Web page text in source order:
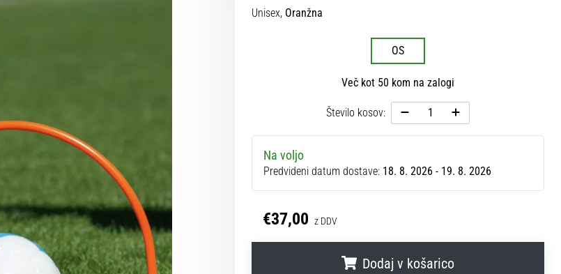
Unisex, Oranžna
OS
Več kot 50 kom na zalogi
Število kosov:
Na voljo
Predvideni datum dostave: 18. 8. 2026 - 19. 8. 2026
€37,00 z DDV
Dodaj v košarico